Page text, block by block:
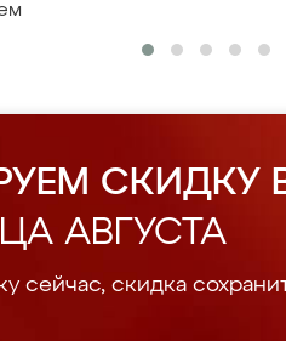
СКИДКУ
АВГУСТА
сейчас, скидка